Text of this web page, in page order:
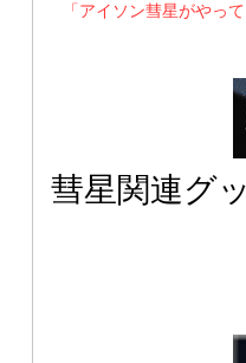
「アイソン彗星がやって
彗星関連グ